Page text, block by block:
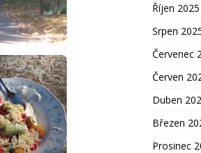
Říjen 2025
Srpen
Červenec
Červen
Duben
Březen
Prosinec